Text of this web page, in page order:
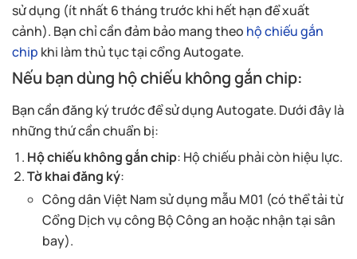
sử dụng (ít nhất 6 tháng trước khi hết hạn để xuất
cảnh). Bạn chỉ cần đảm bảo mang theo hộ chiếu gắn
chip khi làm thủ tục tại cổng Autogate.
Nếu bạn dùng hộ chiếu không gắn chip:
Bạn cần đăng ký trước để sử dụng Autogate. Dưới đây là
những thứ cần chuẩn bị:
Hộ chiếu không gắn chip: Hộ chiếu phải còn hiệu lực.
Tờ khai đăng ký:
Công dân Việt Nam sử dụng mẫu M01 (có thể tải từ
Cổng Dịch vụ công Bộ Công an hoặc nhận tại sân
bay).